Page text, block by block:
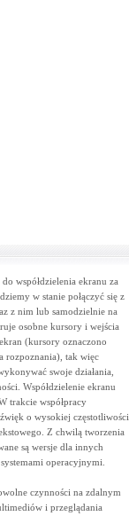
współdzielenia ekranu za
w stanie połączyć się z
z nim lub samodzielnie na
osobne kursory i wejścia
(kursory oznaczono
rozpoznania), tak więc
swoje działania,
Współdzielenie ekranu
trakcie współpracy
o wysokiej częstotliwości
Z chwilą tworzenia
są wersje dla innych
operacyjnymi.
czynności na zdalnym
i przeglądania